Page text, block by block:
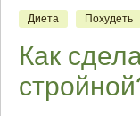
Диета Похудеть
Как